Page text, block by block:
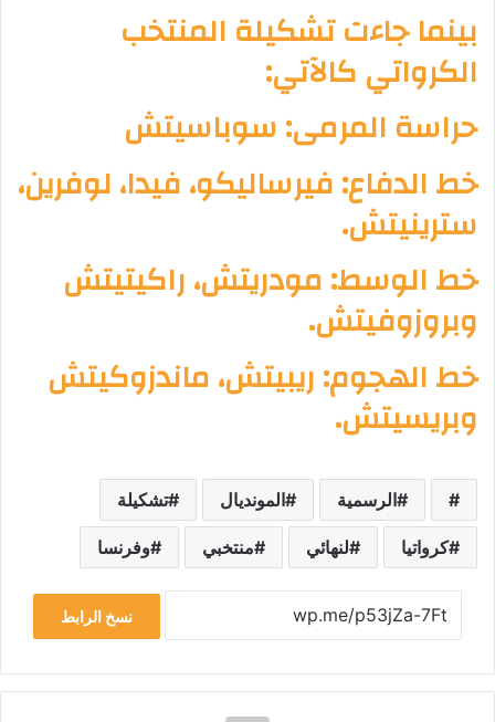
بينما جاءت تشكيلة المنتخب
الكرواتي كالآتي:
حراسة المرمى: سوباسيتش
خط الدفاع: فيرساليكو، فيدا، لوفرين،
سترينيتش.
خط الوسط: مودريتش، راكيتيتش
وبروزوفيتش.
خط الهجوم: ريبيتش، ماندزوكيتش
وبريسيتش.
الرسمية المونديال تشكيلة
كرواتيا لنهائي منتخبي وفرنسا
نسخ الرابط